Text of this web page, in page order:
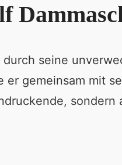
durch seine
gemeinsam mit